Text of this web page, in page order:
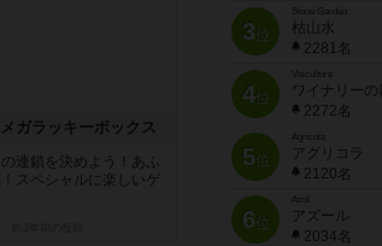
ガラッキーボックス
の連鎖を決めよう！あふ
スペシャルに楽しいゲ
3位
Stone Garden
枯山水
2281名
4位
Viticulture
ワイナリーの
2272名
5位
Agricola
アグリコラ
2120名
6位
Azul
アズール
2034名